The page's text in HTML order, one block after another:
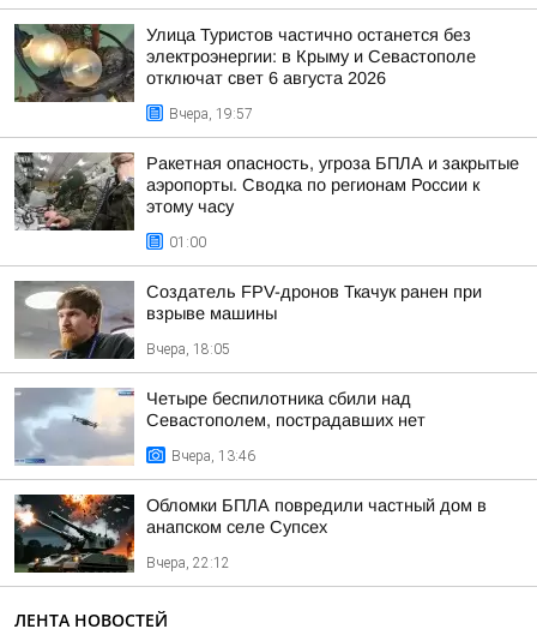
Улица Туристов частично останется без
электроэнергии: в Крыму и Севастополе
отключат свет 6 августа 2026
Вчера, 19:57
Ракетная опасность, угроза БПЛА и закрытые
аэропорты. Сводка по регионам России к
этому часу
01:00
Создатель FPV-дронов Ткачук ранен при
взрыве машины
Вчера, 18:05
Четыре беспилотника сбили над
Севастополем, пострадавших нет
Вчера, 13:46
Обломки БПЛА повредили частный дом в
анапском селе Супсех
Вчера, 22:12
ЛЕНТА НОВОСТЕЙ